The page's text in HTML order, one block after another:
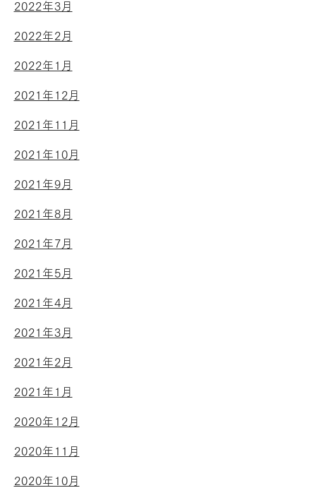
2022年3月
2022年2月
2022年1月
2021年12月
2021年11月
2021年10月
2021年9月
2021年8月
2021年7月
2021年5月
2021年4月
2021年3月
2021年2月
2021年1月
2020年12月
2020年11月
2020年10月